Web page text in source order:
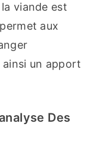
viande est
aux
un apport
Des